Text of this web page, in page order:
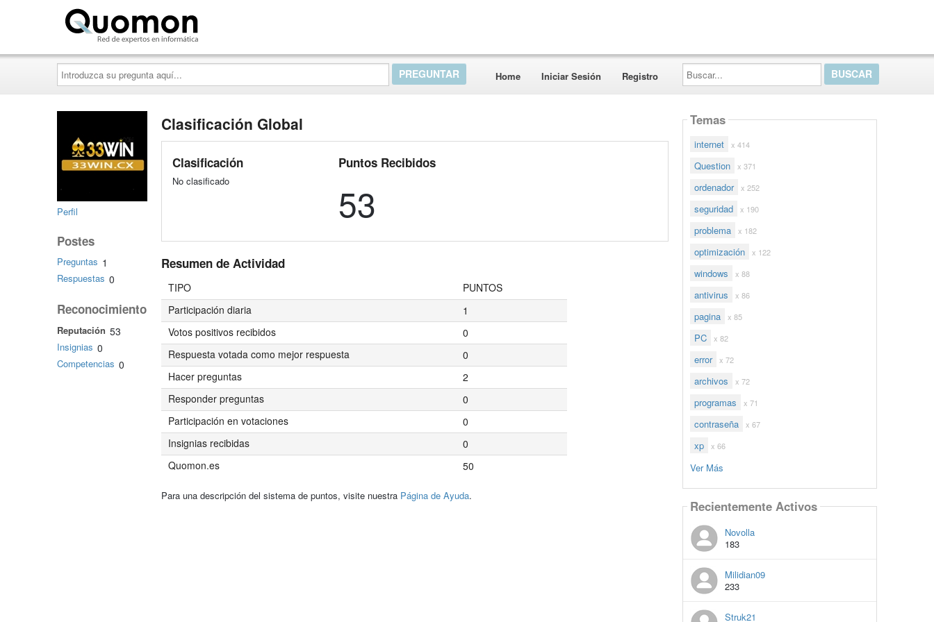
Introduzca
su
pregunta
aquí...
Home Iniciar Sesión Registro
Buscar...
Perfil
Postes
Preguntas 1
Respuestas 0
Reconocimiento
Reputación 53
Insignias 0
Competencias 0
Clasificación Global
Clasificación
No clasificado
Puntos Recibidos
53
Resumen de Actividad
TIPO
PUNTOS
Participación diaria
1
Votos positivos recibidos
0
Respuesta votada como mejor respuesta
0
Hacer preguntas
2
Responder preguntas
0
Participación en votaciones
0
Insignias recibidas
0
Quomon.es
50
Para una descripción del sistema de puntos, visite nuestra Página de Ayuda.
Temas
internet x 414
Question x 371
ordenador x 252
seguridad x 190
problema x 182
optimización x 122
windows x 88
antivirus x 86
pagina x 85
PC x 82
error x 72
archivos x 72
programas x 71
contraseña x 67
xp x 66
Ver Más
Recientemente Activos
Novolla
183
Milidian09
233
Struk21